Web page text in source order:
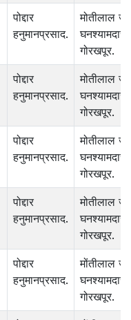
पोद्दार
हनुमानप्रसाद.
मोतीलाल
घनश्यामदास
गोरखपूर.
पोद्दार
हनुमानप्रसाद.
मोतीलाल
घनश्यामदास
गोरखपूर.
पोद्दार
हनुमानप्रसाद.
मोतीलाल
घनश्यामदास
गोरखपूर.
पोद्दार
हनुमानप्रसाद.
मोतीलाल
घनश्यामदास
गोरखपूर.
पोद्दार
हनुमानप्रसाद.
मोंतीलाल
घनश्यामदास.
गोरखपूर.